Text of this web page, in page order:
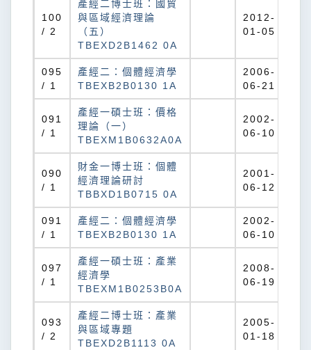
100
/ 2
產經二博士班：國貿
與區域經濟理論
（五）
TBEXD2B1462 0A
2012-
01-05
095
/ 1
產經二：個體經濟學
TBEXB2B0130 1A
2006-
06-21
091
/ 1
產經一碩士班：價格
理論（一）
TBEXM1B0632A0A
2002-
06-10
090
/ 1
財金一博士班：個體
經濟理論研討
TBBXD1B0715 0A
2001-
06-12
091
/ 1
產經二：個體經濟學
TBEXB2B0130 1A
2002-
06-10
097
/ 1
產經一碩士班：產業
經濟學
TBEXM1B0253B0A
2008-
06-19
093
/ 2
產經二博士班：產業
與區域專題
TBEXD2B1113 0A
2005-
01-18